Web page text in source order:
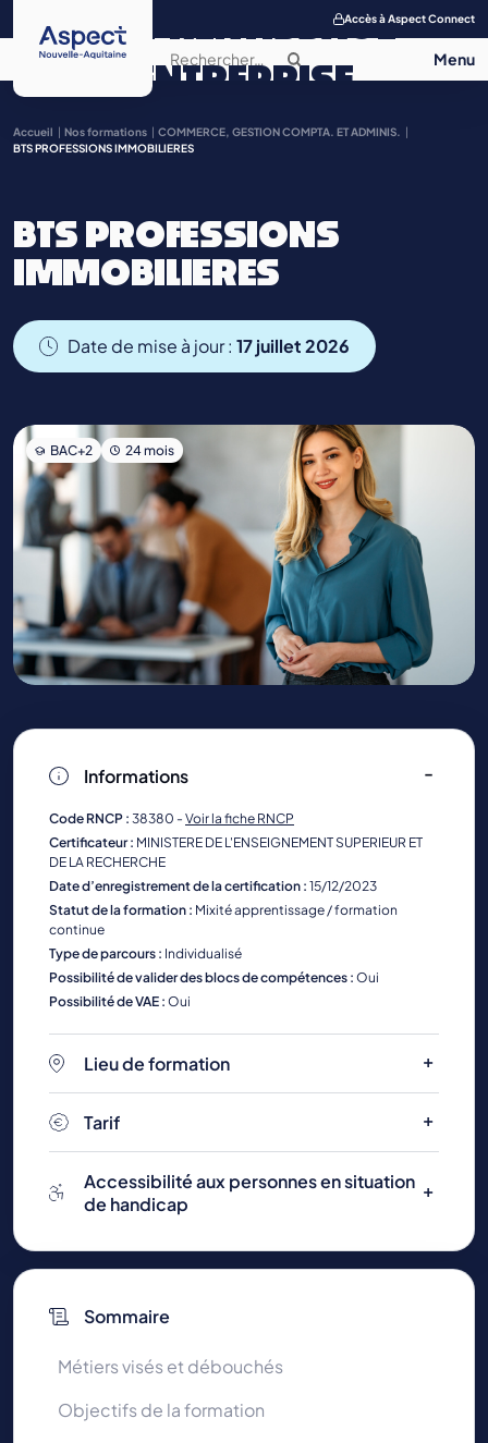
Accès à Aspect Connect
APPRENTISSAGE
ENTREPRISE
SALON DE
CONTACT
Accueil Nos formations
COMMERCE, GESTION COMPTA. ET ADMINIS.
BTS PROFESSIONS IMMOBILIERES
BTS PROFESSIONS
IMMOBILIERES
Date de mise à jour :17 juillet 2026
BAC+2 24 mois
Informations
Code RNCP : 38380 - Voir la fiche RNCP
Certificateur : MINISTERE DE L'ENSEIGNEMENT SUPERIEUR ET
DE LA RECHERCHE
Date d’enregistrement de la certification : 15/12/2023
Statut de la formation : Mixité apprentissage / formation
continue
Type de parcours : Individualisé
Possibilité de valider des blocs de compétences : Oui
Possibilité de VAE : Oui
Lieu de formation
Tarif
Accessibilité aux personnes en situation
de handicap
Sommaire
Métiers visés et débouchés
Objectifs de la formation